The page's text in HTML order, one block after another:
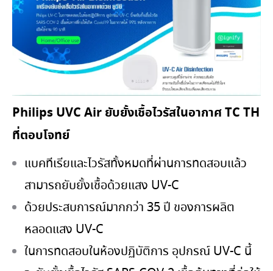
Philips UVC Air ยับยั้งเชื้อไวรัสในอากาศ TC TH
ที่ตอบโจทย์
แบคทีเรียและไวรัสทั้งหมดที่ผ่านการทดสอบแล้ว
สามารถยับยั้งเชื้อด้วยแสง UV-C
ด้วยประสบการณ์มากกว่า 35 ปี ของการผลิต
หลอดแสง UV-C
ในการทดสอบในห้องปฏิบัติการ อุปกรณ์ UV-C นี้